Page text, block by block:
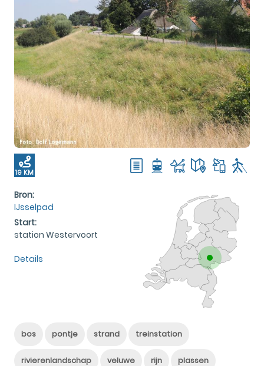
19 KM
Bron:
IJsselpad
Start:
station Westervoort
Details
bos pontje strand treinstation
rivierenlandschap veluwe rijn plassen